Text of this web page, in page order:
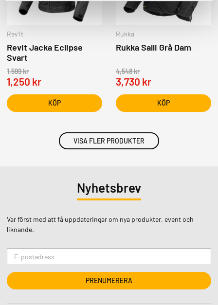
Rev'it
Revit Jacka Eclipse
Svart
1,599kr
1,250 kr
KÖP
Rukka
Rukka Salli Grå Dam
4,548kr
3,730 kr
KÖP
VISA FLER PRODUKTER
Nyhetsbrev
Var först med att få uppdateringar om nya produkter, event och
liknande.